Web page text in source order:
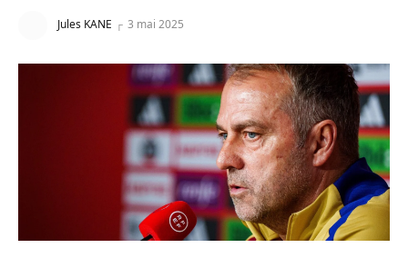
Jules KANE 3 mai 2025